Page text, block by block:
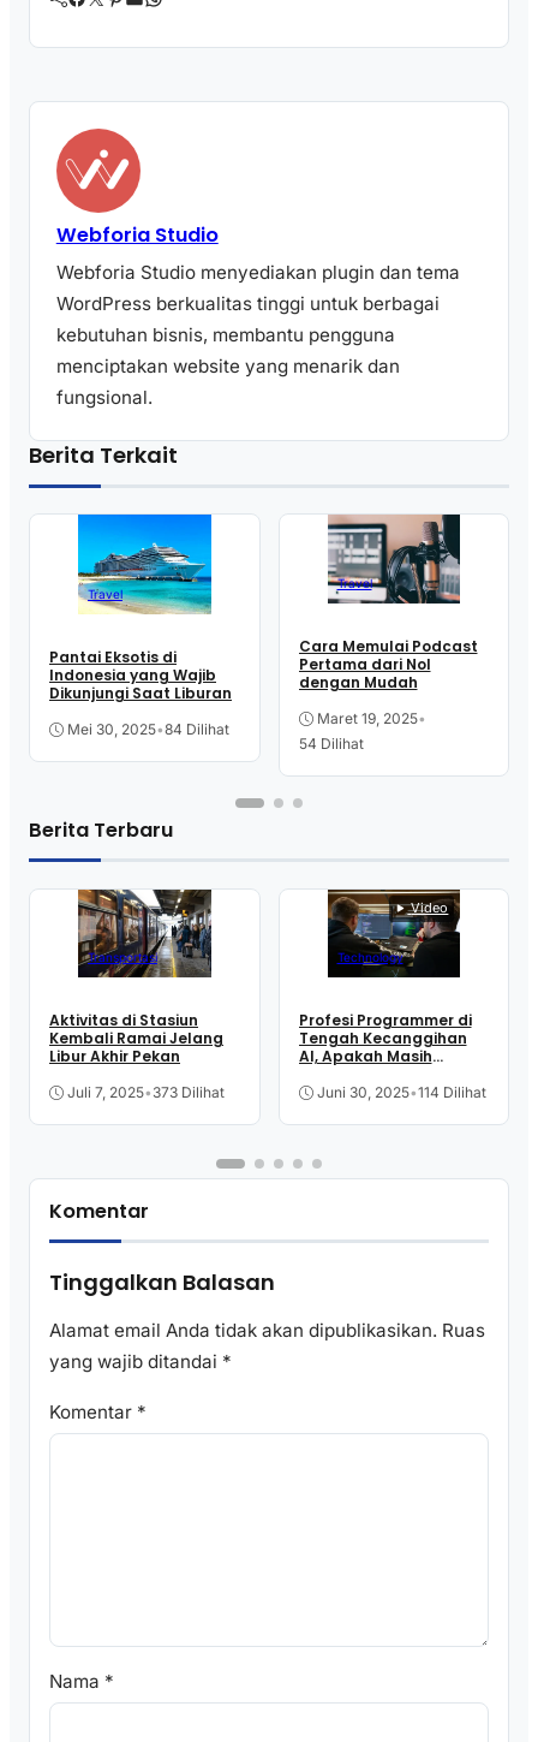
Webforia Studio
Webforia Studio menyediakan plugin dan tema
WordPress berkualitas tinggi untuk berbagai
kebutuhan bisnis, membantu pengguna
menciptakan website yang menarik dan
fungsional.
Berita Terkait
Travel
Pantai Eksotis di
Indonesia yang Wajib
Dikunjungi Saat Liburan
Mei 30, 2025•84 Dilihat
Travel
Cara Memulai Podcast
Pertama dari Nol
dengan Mudah
Maret 19, 2025•
54 Dilihat
Berita Terbaru
Transportasi
Aktivitas di Stasiun
Kembali Ramai Jelang
Libur Akhir Pekan
Juli 7, 2025• 373 Dilihat
Video
Technology
Profesi Programmer di
Tengah Kecanggihan
AI, Apakah Masih
Juni 30, 2025•114 Dilihat
Komentar
Tinggalkan Balasan
Alamat email Anda tidak akan dipublikasikan. Ruas
yang wajib ditandai *
Komentar *
Nama *